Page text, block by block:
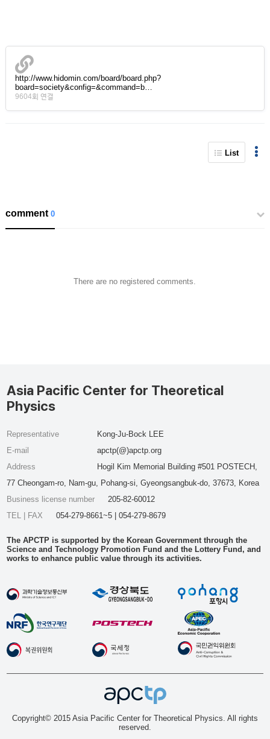
http://www.hidomin.com/board/board.php?
board=society&config=&command=b…
9604회 연결
List
comment0
There are no registered comments.
Asia Pacific Center for Theoretical
Physics
Representative
Kong-Ju-Bock LEE
E-mail
apctp(@)apctp.org
Address
Hogil Kim Memorial Building #501 POSTECH,
77 Cheongam-ro, Nam-gu, Pohang-si, Gyeongsangbuk-do, 37673, Korea
Business license number
205-82-60012
TEL | FAX
054-279-8661~5 | 054-279-8679
The APCTP is supported by the Korean Government through the
Science and Technology Promotion Fund and the Lottery Fund, and
works to enhance public value through its activities.
Copyright© 2015 Asia Pacific Center for Theoretical Physics. All rights
reserved.